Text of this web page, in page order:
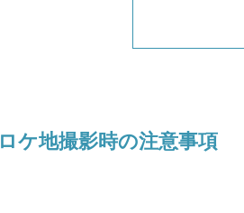
ロケ地撮影時の注意事項